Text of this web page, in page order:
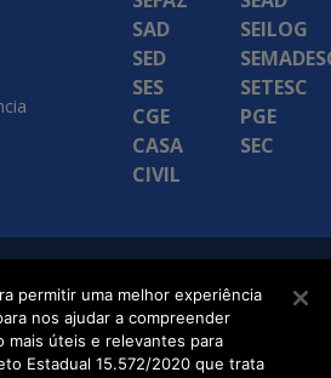
SAD
SED
SES
CGE
CASA
CIVIL
SEILOG
SETESC
PGE
SEC
permitir uma melhor experiência
nos ajudar a compreender
mais úteis e relevantes para
Estadual 15.572/2020 que trata